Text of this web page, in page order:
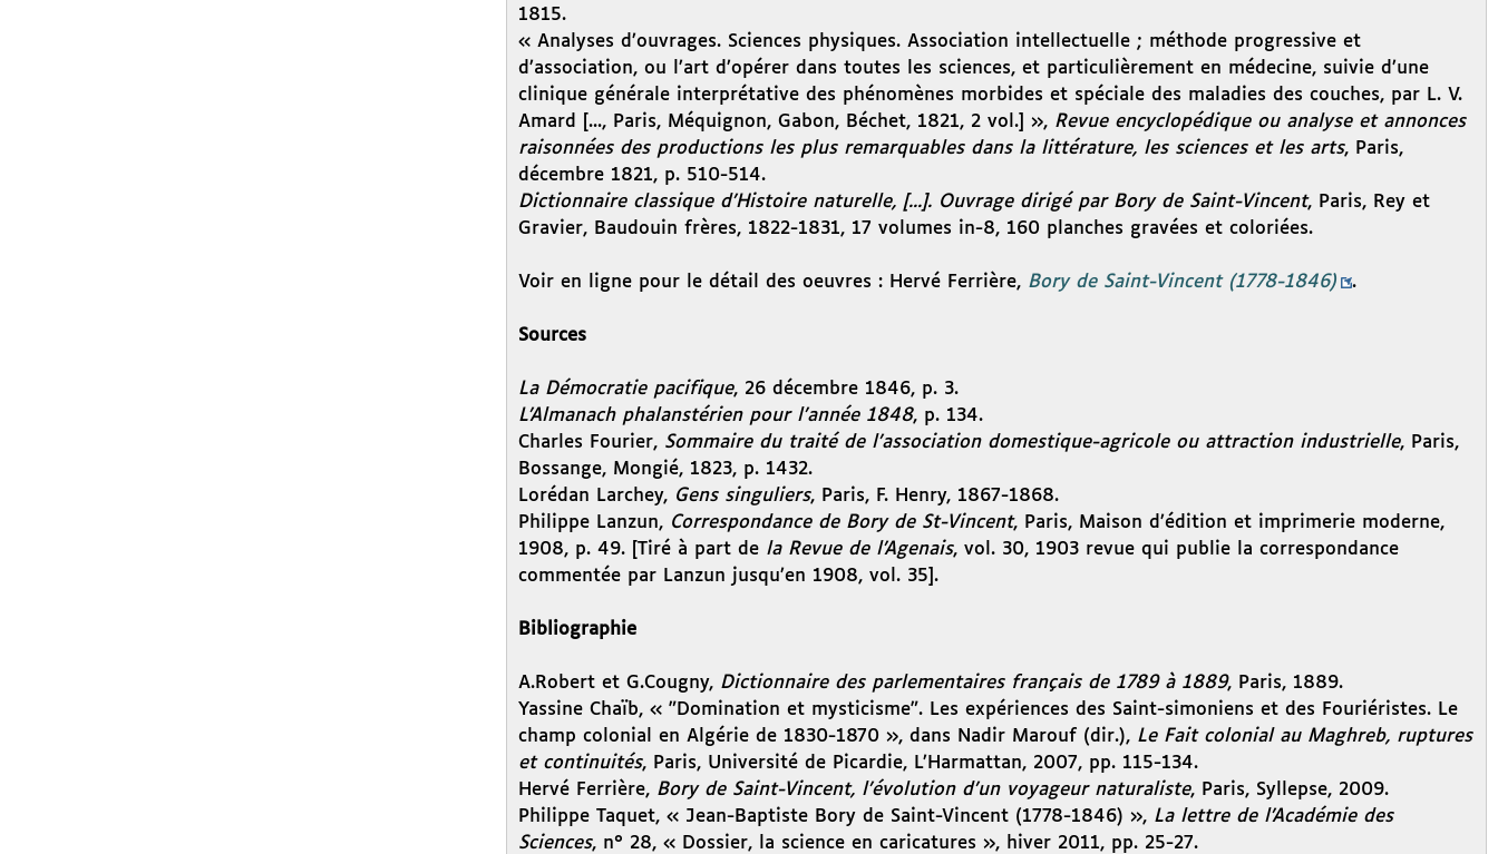
1815.
« Analyses d’ouvrages. Sciences physiques. Association intellectuelle ; méthode progressive et
d’association, ou l’art d’opérer dans toutes les sciences, et particulièrement en médecine, suivie d’une
clinique générale interprétative des phénomènes morbides et spéciale des maladies des couches, par L. V.
Amard [..., Paris, Méquignon, Gabon, Béchet, 1821, 2 vol.] », Revue encyclopédique ou analyse et annonces
raisonnées des productions les plus remarquables dans la littérature, les sciences et les arts, Paris,
décembre 1821, p. 510-514.
Dictionnaire classique d’Histoire naturelle, [...]. Ouvrage dirigé par Bory de Saint-Vincent, Paris, Rey et
Gravier, Baudouin frères, 1822-1831, 17 volumes in-8, 160 planches gravées et coloriées.
Voir en ligne pour le détail des oeuvres : Hervé Ferrière, Bory de Saint-Vincent (1778-1846) .
Sources
La Démocratie pacifique, 26 décembre 1846, p. 3.
L’Almanach phalanstérien pour l’année 1848, p. 134.
Charles Fourier, Sommaire du traité de l’association domestique-agricole ou attraction industrielle, Paris,
Bossange, Mongié, 1823, p. 1432.
Lorédan Larchey, Gens singuliers, Paris, F. Henry, 1867-1868.
Philippe Lanzun, Correspondance de Bory de St-Vincent, Paris, Maison d’édition et imprimerie moderne,
1908, p. 49. [Tiré à part de la Revue de l’Agenais, vol. 30, 1903 revue qui publie la correspondance
commentée par Lanzun jusqu’en 1908, vol. 35].
Bibliographie
A.Robert et G.Cougny, Dictionnaire des parlementaires français de 1789 à 1889, Paris, 1889.
Yassine Chaïb, « "Domination et mysticisme". Les expériences des Saint-simoniens et des Fouriéristes. Le
champ colonial en Algérie de 1830-1870 », dans Nadir Marouf (dir.), Le Fait colonial au Maghreb, ruptures
et continuités, Paris, Université de Picardie, L’Harmattan, 2007, pp. 115-134.
Hervé Ferrière, Bory de Saint-Vincent, l’évolution d’un voyageur naturaliste, Paris, Syllepse, 2009.
Philippe Taquet, « Jean-Baptiste Bory de Saint-Vincent (1778-1846) », La lettre de l’Académie des
Sciences, n° 28, « Dossier, la science en caricatures », hiver 2011, pp. 25-27.